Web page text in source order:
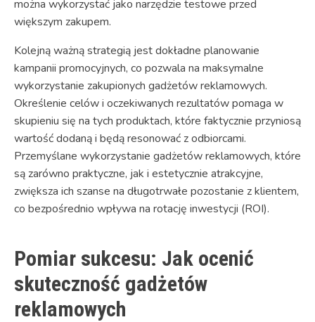
można wykorzystać jako narzędzie testowe przed
większym zakupem.
Kolejną ważną strategią jest dokładne planowanie
kampanii promocyjnych, co pozwala na maksymalne
wykorzystanie zakupionych gadżetów reklamowych.
Określenie celów i oczekiwanych rezultatów pomaga w
skupieniu się na tych produktach, które faktycznie przyniosą
wartość dodaną i będą resonować z odbiorcami.
Przemyślane wykorzystanie gadżetów reklamowych, które
są zarówno praktyczne, jak i estetycznie atrakcyjne,
zwiększa ich szanse na długotrwałe pozostanie z klientem,
co bezpośrednio wpływa na rotację inwestycji (ROI).
Pomiar sukcesu: Jak ocenić
skuteczność gadżetów
reklamowych